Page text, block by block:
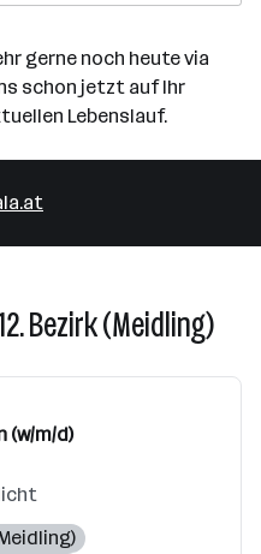
gerne noch heute via
schon jetzt auf Ihr
Lebenslauf.
Bezirk (Meidling)
(w/m/d)